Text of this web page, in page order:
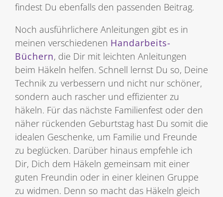
findest Du ebenfalls den passenden Beitrag.
Noch ausführlichere Anleitungen gibt es in
meinen verschiedenen Handarbeits-
Büchern, die Dir mit leichten Anleitungen
beim Häkeln helfen. Schnell lernst Du so, Deine
Technik zu verbessern und nicht nur schöner,
sondern auch rascher und effizienter zu
häkeln. Für das nächste Familienfest oder den
näher rückenden Geburtstag hast Du somit die
idealen Geschenke, um Familie und Freunde
zu beglücken. Darüber hinaus empfehle ich
Dir, Dich dem Häkeln gemeinsam mit einer
guten Freundin oder in einer kleinen Gruppe
zu widmen. Denn so macht das Häkeln gleich